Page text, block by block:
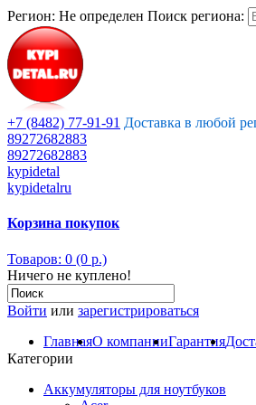
Регион: Не определен Поиск региона:
+7 (8482) 77-91-91 Доставка в любой
89272682883
89272682883
kypidetal
kypidetalru
Корзина покупок
Товаров: 0 (0 р.)
Ничего не куплено!
Войти или зарегистрироваться
ГлавнаяО компанииГарантия
Категории
Аккумуляторы для ноутбуков